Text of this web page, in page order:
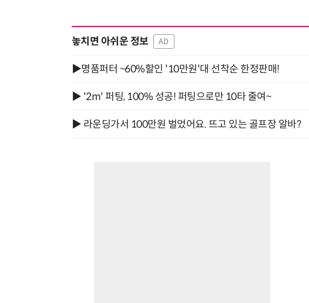
놓치면 아쉬운 정보 AD
▶명품퍼터 ~60%할인 '10만원'대 선착순 한정판매!
▶ '2m' 퍼팅, 100% 성공! 퍼팅으로만 10타 줄여~
▶ 라운딩가서 100만원 벌었어요. 뜨고 있는 골프장 알바?